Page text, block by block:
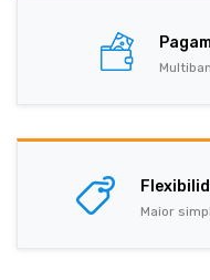
Maior